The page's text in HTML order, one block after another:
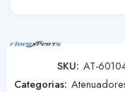
SKU: AT-
Categorias: